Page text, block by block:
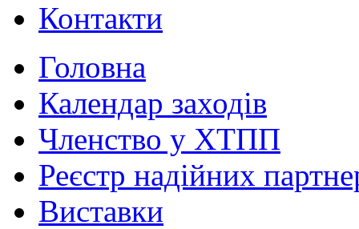
Контакти
Головна
Календар заходів
Членство у ХТПП
Реєстр надійних
Виставки